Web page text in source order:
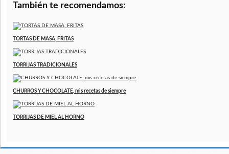
También te recomendamos:
TORTAS DE MASA, FRITAS
TORRIJAS TRADICIONALES
CHURROS Y CHOCOLATE, mis recetas de siempre
TORRIJAS DE MIEL AL HORNO